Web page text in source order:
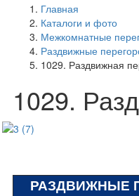
Главная
Каталоги и фото
Межкомнатные
Раздвижные
1029. Раздвижная
1029.
РАЗДВИЖНЫЕ